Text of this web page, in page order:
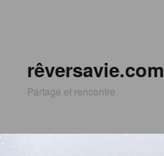
rêversavie.com
Partage et rencontre